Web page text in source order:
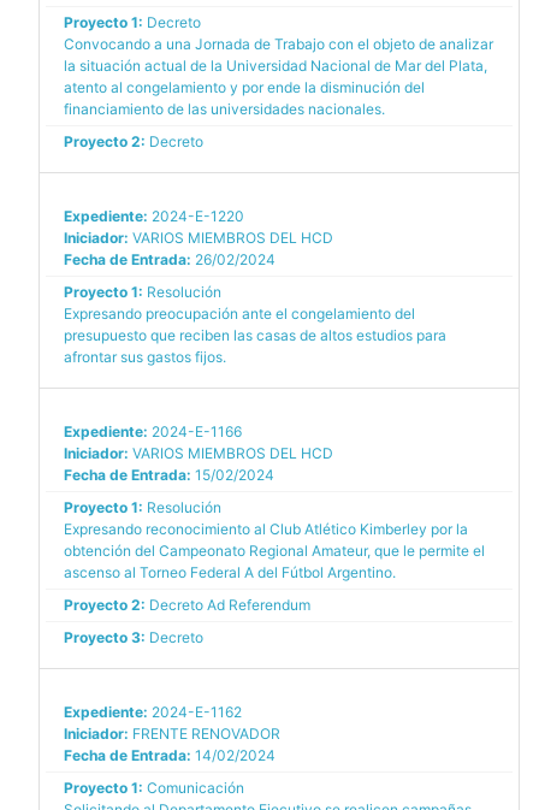
Proyecto 1: Decreto
Convocando a una Jornada de Trabajo con el objeto de analizar
la situación actual de la Universidad Nacional de Mar del Plata,
atento al congelamiento y por ende la disminución del
financiamiento de las universidades nacionales.
Proyecto 2: Decreto
Expediente: 2024-E-1220
Iniciador: VARIOS MIEMBROS DEL HCD
Fecha de Entrada: 26/02/2024
Proyecto 1: Resolución
Expresando preocupación ante el congelamiento del
presupuesto que reciben las casas de altos estudios para
afrontar sus gastos fijos.
Expediente: 2024-E-1166
Iniciador: VARIOS MIEMBROS DEL HCD
Fecha de Entrada: 15/02/2024
Proyecto 1: Resolución
Expresando reconocimiento al Club Atlético Kimberley por la
obtención del Campeonato Regional Amateur, que le permite el
ascenso al Torneo Federal A del Fútbol Argentino.
Proyecto 2: Decreto Ad Referendum
Proyecto 3: Decreto
Expediente: 2024-E-1162
Iniciador: FRENTE RENOVADOR
Fecha de Entrada: 14/02/2024
Proyecto 1: Comunicación